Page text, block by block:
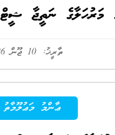
މަރުހަލާގެ ނަތީޖާ ޝީޓް
ތާރީޚު: 10 ޖޫން 2026
ޢާންމު މަޢުލޫމާތު